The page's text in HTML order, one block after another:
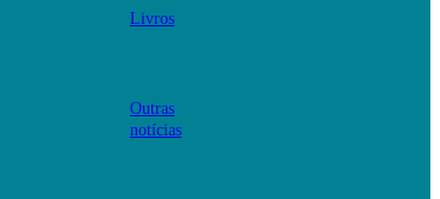
Livros
Outras
notícias